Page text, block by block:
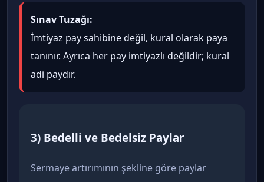
Sınav Tuzağı:
İmtiyaz pay sahibine değil, kural olarak paya
tanınır. Ayrıca her pay imtiyazlı değildir; kural
adi paydır.
3) Bedelli ve Bedelsiz Paylar
Sermaye artırımının şekline göre paylar